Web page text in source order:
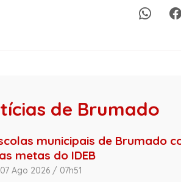
de Brumado
municipais de Brumado
metas do IDEB
07 Ago 2026 / 07h51